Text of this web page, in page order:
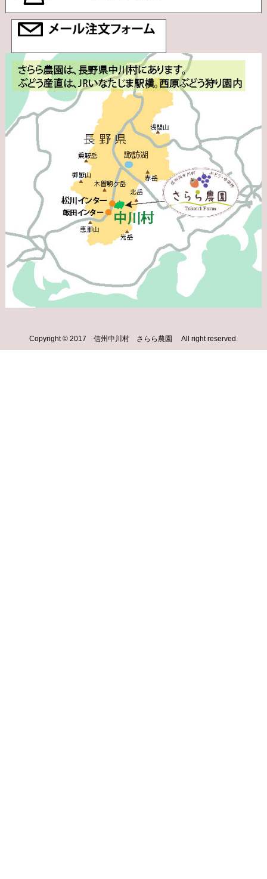
Copyright © 2017 信州中川村 さらら農園 All right reserved.